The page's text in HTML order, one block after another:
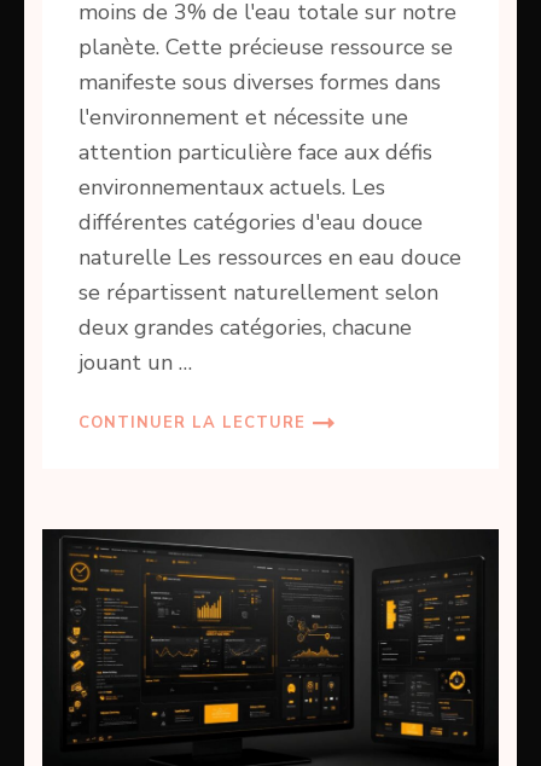
moins de 3% de l'eau totale sur notre
planète. Cette précieuse ressource se
manifeste sous diverses formes dans
l'environnement et nécessite une
attention particulière face aux défis
environnementaux actuels. Les
différentes catégories d'eau douce
naturelle Les ressources en eau douce
se répartissent naturellement selon
deux grandes catégories, chacune
jouant un …
CONTINUER LA LECTURE